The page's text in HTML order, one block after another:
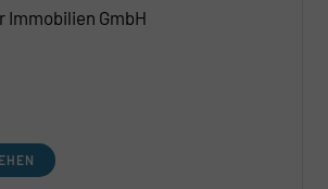
Immobilien GmbH